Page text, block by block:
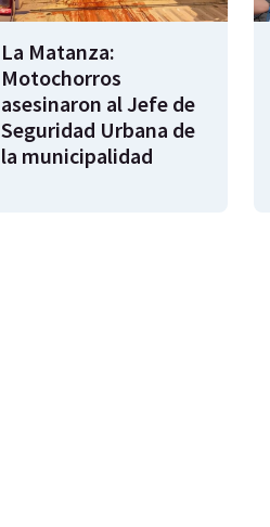
La Matanza:
Motochorros
asesinaron al Jefe de
Seguridad Urbana de
la municipalidad